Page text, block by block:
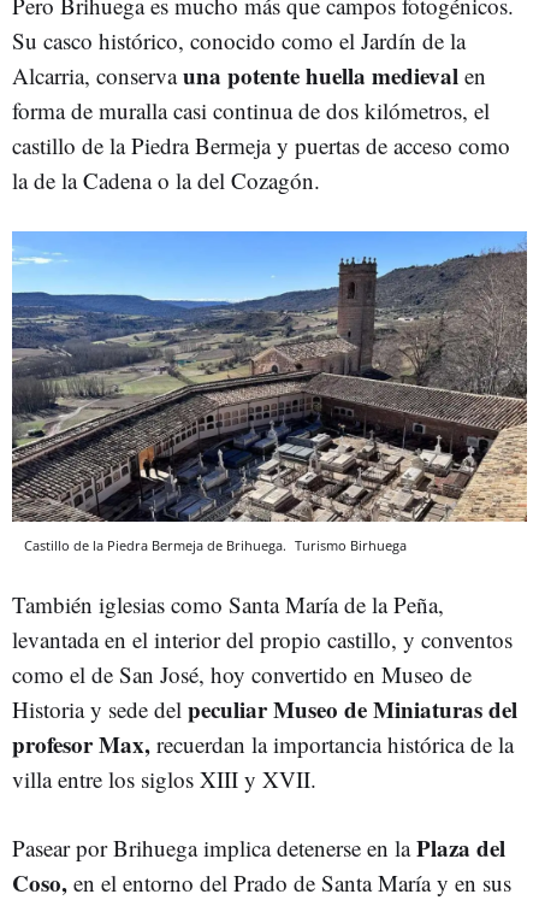
Su casco histórico, conocido como el Jardín de la
Alcarria, conservauna potente huella medieval en
forma de muralla casi continua de dos kilómetros, el
castillo de la Piedra Bermeja y puertas de acceso como
la de la Cadena o la del Cozagón.
Castillo de la Piedra Bermeja de Brihuega. Turismo Birhuega
También iglesias como Santa María de la Peña,
levantada en el interior del propio castillo, y conventos
como el de San José, hoy convertido en Museo de
Historia y sede del peculiar Museo de Miniaturas del
profesor Max, recuerdan la importancia histórica de la
villa entre los siglos XIII y XVII.
Pasear por Brihuega implica detenerse en laPlaza del
Coso, en el entorno del Prado de Santa María y en sus